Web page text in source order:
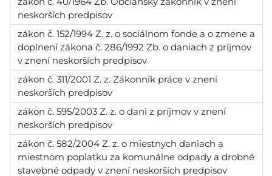
neskorších predpisov
zákon č. 152/1994 Z. z. o sociálnom fonde a o zmene a
doplnení zákona č. 286/1992 Zb. o daniach z príjmov
v znení neskorších predpisov
zákon č. 311/2001 Z. z. Zákonník práce v znení
neskorších predpisov
zákon č. 595/2003 Z. z. o dani z príjmov v znení
neskorších predpisov
zákon č. 582/2004 Z. z. o miestnych daniach a
miestnom poplatku za komunálne odpady a drobné
stavebné odpady v znení neskorších predpisov